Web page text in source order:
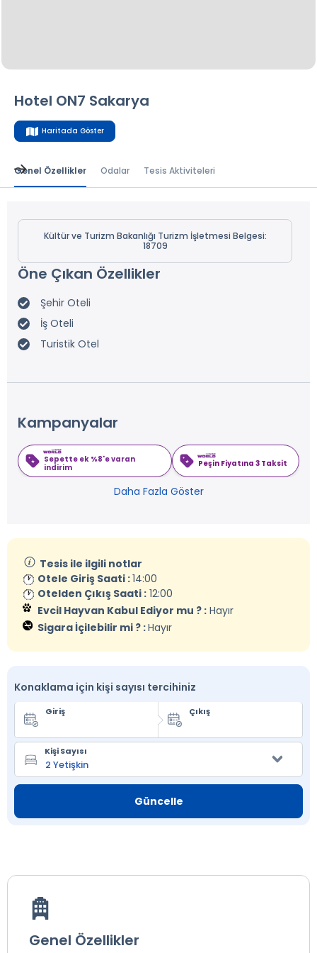
Hotel ON7 Sakarya
Haritada Göster
Genel Özellikler Odalar Tesis Aktiviteleri
Kültür ve Turizm Bakanlığı Turizm İşletmesi Belgesi:
18709
Öne Çıkan Özellikler
Şehir Oteli
İş Oteli
Turistik Otel
Kampanyalar
Sepette ek %8'e varan
indirim
Peşin Fiyatına 3 Taksit
Daha Fazla Göster
Tesis ile ilgili notlar
Otele Giriş Saati :14:00
Otelden Çıkış Saati : 12:00
Evcil Hayvan Kabul Ediyor mu ? : Hayır
Sigara İçilebilir mi ? :Hayır
Konaklama için kişi sayısı tercihiniz
Giriş Çıkış
Kişi Sayısı
Güncelle
Genel Özellikler